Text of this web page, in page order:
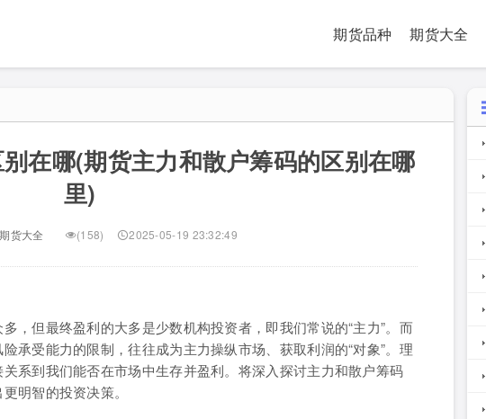
期货品种 期货大全
在哪(期货主力和散户筹码的区别在哪
里)
期货大全 (158) 2025-05-19 23:32:49
，但最终盈利的大多是少数机构投资者，即我们常说的“主力”。而
承受能力的限制，往往成为主力操纵市场、获取利润的“对象”。理
系到我们能否在市场中生存并盈利。将深入探讨主力和散户筹码
明智的投资决策。